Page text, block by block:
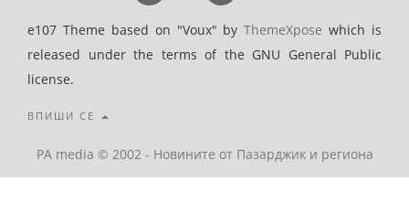
e107 Theme based on "Voux" byThemeXpose which is
released under the terms of the GNU General Public
license.
ВПИШИ СЕ
PA media © 2002 - Новините от Пазарджик и региона